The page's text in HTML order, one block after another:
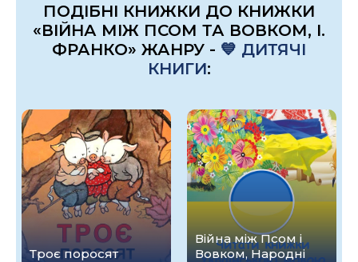
ПОДІБНІ КНИЖКИ ДО КНИЖКИ
«ВІЙНА МІЖ ПСОМ ТА ВОВКОМ, І.
ФРАНКО» ЖАНРУ - 💙 ДИТЯЧІ
КНИГИ:
Троє поросят
Війна між Псом і
Вовком, Народні